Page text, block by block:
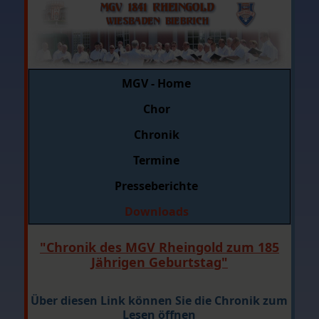
MGV - Home
Chor
Chronik
Termine
Presseberichte
Downloads
"Chronik des MGV Rheingold zum 185
Jährigen Geburtstag"
Über diesen Link können Sie die Chronik zum
Lesen öffnen